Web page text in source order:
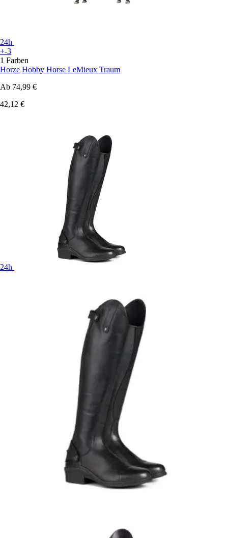
24h
+-3
1 Farben
Horze Hobby Horse LeMieux Traum
Ab 74,99 €
42,12 €
24h